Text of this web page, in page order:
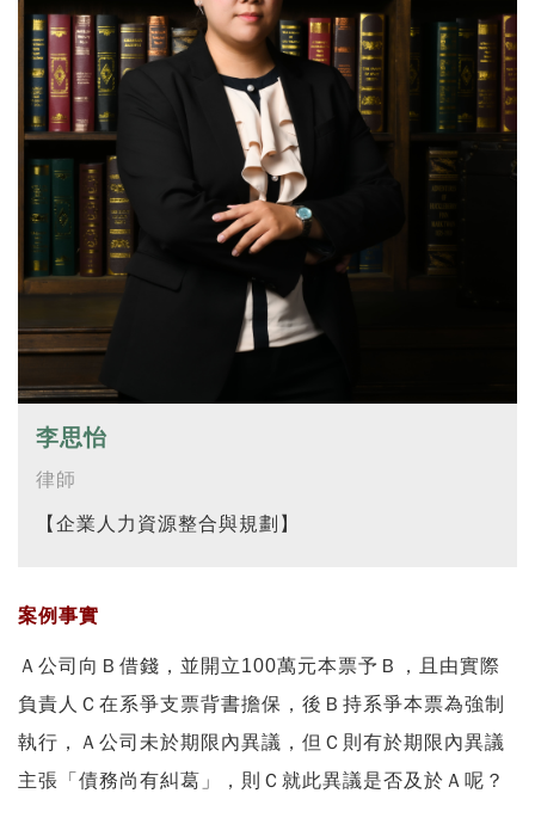
李思怡
律師
【企業人力資源整合與規劃】
案例事實
Ａ公司向Ｂ借錢，並開立100萬元本票予Ｂ，且由實際
負責人Ｃ在系爭支票背書擔保，後Ｂ持系爭本票為強制
執行，Ａ公司未於期限內異議，但Ｃ則有於期限內異議
主張「債務尚有糾葛」，則Ｃ就此異議是否及於Ａ呢？